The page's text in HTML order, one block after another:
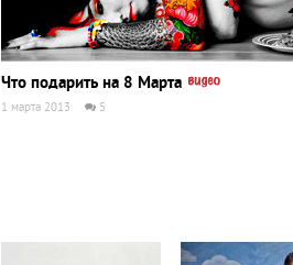
Что подарить на 8 Марта
1 марта 2013 5